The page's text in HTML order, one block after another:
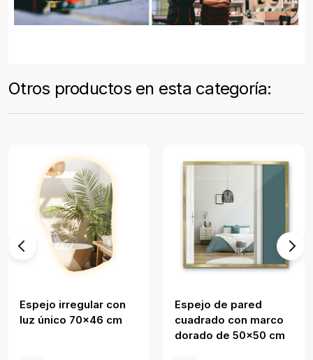
Otros productos en esta categoría:
Espejo irregular con
luz único 70x46 cm
Espejo de pared
cuadrado con marco
dorado de 50x50 cm